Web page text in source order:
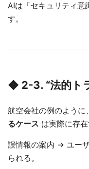
AIは「セキュリティ意
す。
◆ 2-3. “法的ト
航空会社の例のように、
るケース は実際に存在
誤情報の案内 → ユー
られる。